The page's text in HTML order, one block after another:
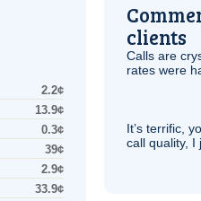
2.2¢
13.9¢
0.3¢
39¢
2.9¢
33.9¢
clients
Calls are
rates were
It’s terrific,
call quality, I